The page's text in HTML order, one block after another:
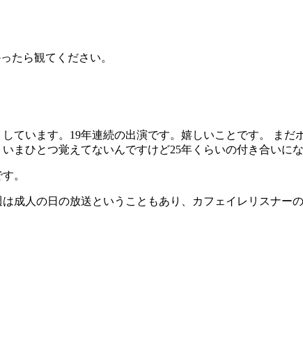
たら観てください。
います。19年連続の出演です。嬉しいことです。 まだ
ひとつ覚えてないんですけど25年くらいの付き合いにな
。
成人の日の放送ということもあり、カフェイレリスナー